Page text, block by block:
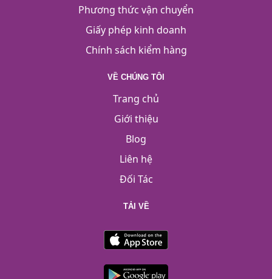
Phương thức vận chuyển
Giấy phép kinh doanh
Chính sách kiểm hàng
VỀ CHÚNG TÔI
Trang chủ
Giới thiệu
Blog
Liên hệ
Đối Tác
TẢI VỀ